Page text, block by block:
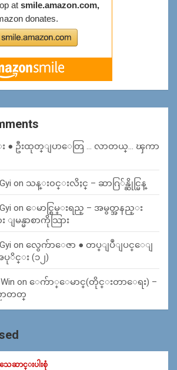
င္း ● ဦးထုတ္ျပာေတြ … လာတယ္… ၾကာ
on သန္း၀င္းလိႈင္ – ဆာဂြ်န္ဆိုင္မြန္
on ေမာင္စြမ္းရည္ – အမွတ္အနည္း
န္မာစာကိုသြား
on လွေက်ာေဇာ ● တပ္ျပဳျပင္ေျ
ပုိင္း (၁၂)
on ေက်ာ္ေမာင္(တိုင္းတာေရး) –
ာတတ္
ေဆာင္းပါးစုံ